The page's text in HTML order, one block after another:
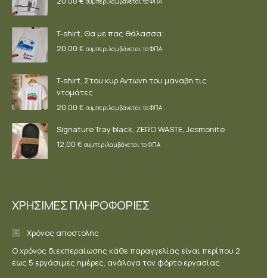
T-shirt, Θα με πας θάλασσα;
20,00 € συμπεριλαμβάνεται το ΦΠΑ
T-shirt, Στου κυρ Αντωνη του μαναβη τις
ντομάτες
20,00 € συμπεριλαμβάνεται το ΦΠΑ
Signature Tray black, ZERO WASTE, Jesmonite
12,00 € συμπεριλαμβάνεται το ΦΠΑ
ΧΡΗΣΙΜΕΣ ΠΛΗΡΟΦΟΡΙΕΣ
Χρόνος αποστολής
Ο χρόνος διεκπεραίωσης κάθε παραγγελίας είναι περίπου 2
έως 5 εργάσιμες ημέρες, ανάλογα τον φόρτο εργασίας.